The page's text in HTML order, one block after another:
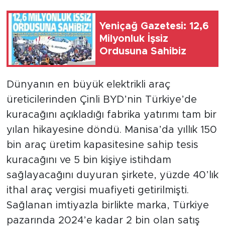
Yeniçağ Gazetesi: 12,6
Milyonluk İşsiz
Ordusuna Sahibiz
Dünyanın en büyük elektrikli araç
üreticilerinden Çinli BYD’nin Türkiye’de
kuracağını açıkladığı fabrika yatırımı tam bir
yılan hikayesine döndü. Manisa’da yıllık 150
bin araç üretim kapasitesine sahip tesis
kuracağını ve 5 bin kişiye istihdam
sağlayacağını duyuran şirkete, yüzde 40’lık
ithal araç vergisi muafiyeti getirilmişti.
Sağlanan imtiyazla birlikte marka, Türkiye
pazarında 2024’e kadar 2 bin olan satış